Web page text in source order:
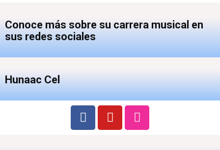
Conoce más sobre su carrera musical en
sus redes sociales
Hunaac Cel